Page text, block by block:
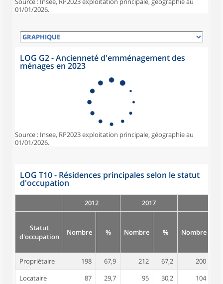
01/01/2026.
LOG G2 - Ancienneté d'emménagement des
ménages en 2023
Source : Insee, RP2023 exploitation principale, géographie au
01/01/2026.
LOG T10 - Résidences principales selon le statut
d'occupation
2012 2017
Statut
d'occupation
Nombre % Nombre % Nombre
Propriétaire 198 67,9 212 67,2 200
Locataire
87 29,7 95 30,2 104